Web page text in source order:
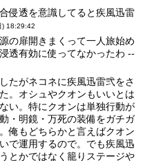
侵透を意識してると疾風迅雷
) 18:29:42
の扉開きまくって一人旅始め
透有効に使ってなかったわ --
たがネコネに疾風迅雷弐をさ
。オシュやクオンもいいとは
い。特にクオンは単独行動が
・明鏡・万死の装備をガチガ
俺もどちらかと言えばクオン
で運用するので。でも疾風迅
とかではなく籠りステージや